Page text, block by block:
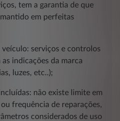
tem a garantia de que
em perfeitas
serviços e controlos
indicações da marca
luzes, etc..);
não existe limite em
frequência de reparações,
considerados de uso